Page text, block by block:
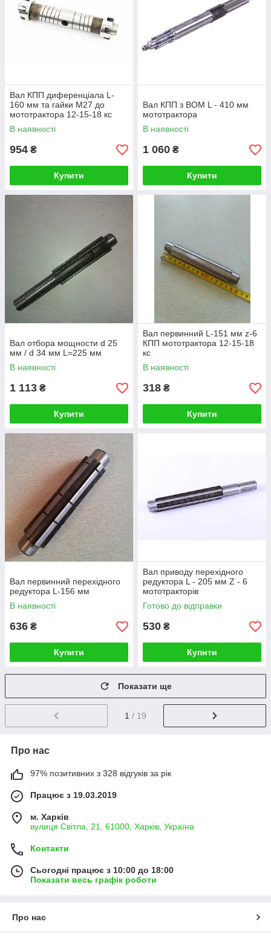
Вал КПП диференціала L-
160 мм та гайки М27 до
мототрактора 12-15-18 кс
В наявності
954 ₴
Купити
Вал КПП з ВОМ L - 410 мм
мототрактора
В наявності
1 060 ₴
Купити
Вал отбора мощности d 25
мм / d 34 мм L=225 мм
В наявності
1 113 ₴
Купити
Вал первинний L-151 мм z-6
КПП мототрактора 12-15-18
кс
В наявності
318 ₴
Купити
Вал первинний перехідного
редуктора L-156 мм
В наявності
636 ₴
Купити
Вал приводу перехідного
редуктора L - 205 мм Z - 6
мототракторів
Готово до відправки
530 ₴
Купити
Показати ще
1 / 19
Про нас
97% позитивних з 328 відгуків за рік
Працює з 19.03.2019
м. Харків
вулиця Світла, 21, 61000, Харків, Україна
Контакти
Сьогодні працює з 10:00 до 18:00
Показати весь графік роботи
Про нас